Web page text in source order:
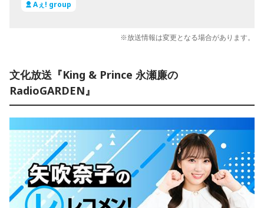
Aぇ! group
※放送情報は変更となる場合があります。
文化放送『King & Prince 永瀬廉の
RadioGARDEN』